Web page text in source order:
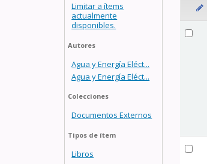
Limitar a ítems
actualmente
disponibles.
Autores
Agua y Energía Eléct...
Agua y Energía Eléct...
Colecciones
Documentos Externos
Tipos de ítem
Libros